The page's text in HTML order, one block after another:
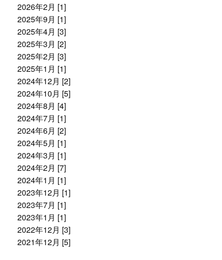
2026年2月 [1]
2025年9月 [1]
2025年4月 [3]
2025年3月 [2]
2025年2月 [3]
2025年1月 [1]
2024年12月 [2]
2024年10月 [5]
2024年8月 [4]
2024年7月 [1]
2024年6月 [2]
2024年5月 [1]
2024年3月 [1]
2024年2月 [7]
2024年1月 [1]
2023年12月 [1]
2023年7月 [1]
2023年1月 [1]
2022年12月 [3]
2021年12月 [5]